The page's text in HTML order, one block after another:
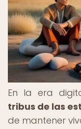
En la era
tribus de las
de mantener